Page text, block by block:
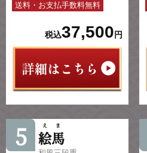
送料・お支払手数料無料
税込37,500 円
5 絵馬
えま